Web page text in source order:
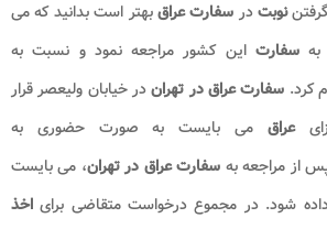
نوبتدر سفارت عراقبهتر است بدانید که می
بهسفارتاین کشور مراجعه نمود و نسبت به
کرد. سفارت عراق در تهراندر خیابان ولیعصر قرار
عراق می بایست به صورت حضوری به
از مراجعه به سفارت عراق در تهران، می بایست
شود. در مجموع درخواست متقاضی برای اخذ